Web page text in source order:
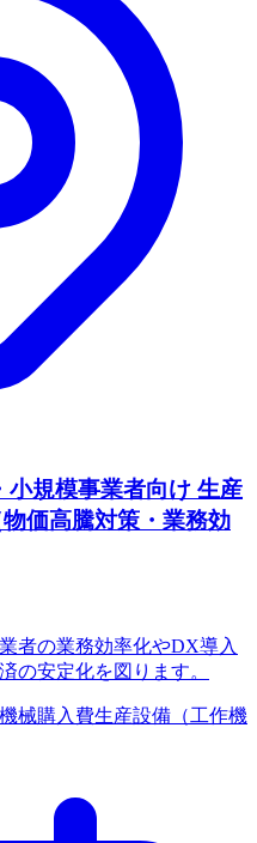
規模事業者向け 生産
価高騰対策・業務効
者の業務効率化やDX導入
の安定化を図ります。
械購入費生産設備（工作機